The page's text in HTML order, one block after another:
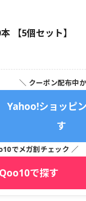
【5個セット】
＼ クーポン配布中
Yahoo!ショッピ
す
でメガ割チェック ／
Qoo10で探す